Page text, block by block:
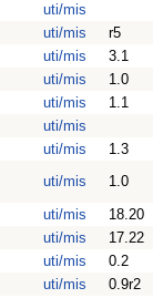
uti/mis
uti/mis
r5
uti/mis
3.1
uti/mis
1.0
uti/mis
1.1
uti/mis
uti/mis
1.3
uti/mis
1.0
uti/mis
18.20
uti/mis
17.22
uti/mis
0.2
uti/mis
0.9r2